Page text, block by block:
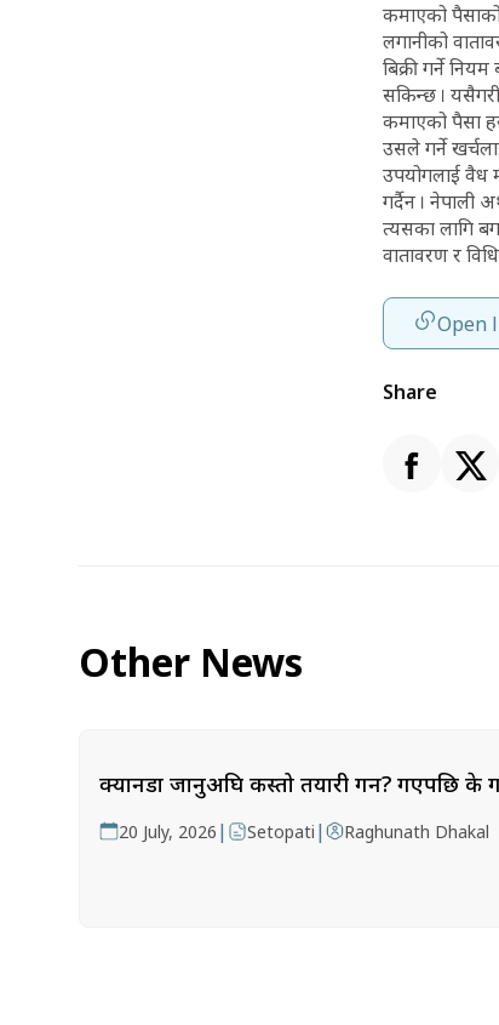
कमाएको
लगानीको
बिक्री गर्ने
सकिन्छ । यसैगरी
कमाएको पैसा
उसले गर्ने
उपयोगलाई वैध
गर्दैन । नेपाली
त्यसका लागि
वातावरण र
Open
Share
Other News
क्यानडा जानुअघि कस्तो तयारी गर्ने? गएपछि के
20 July, 2026 | Setopati | Raghunath Dhakal